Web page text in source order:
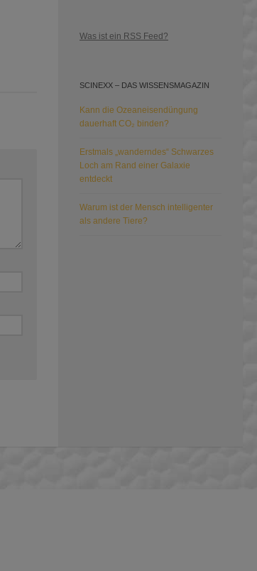
Was ist ein RSS Feed?
SCINEXX – DAS WISSENSMAGAZIN
Kann die Ozeaneisendüngung
dauerhaft CO₂ binden?
Erstmals „wanderndes“ Schwarzes
Loch am Rand einer Galaxie
entdeckt
Warum ist der Mensch intelligenter
als andere Tiere?